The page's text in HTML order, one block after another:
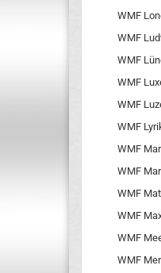
WMF
WMF
WMF
WMF
WMF
WMF
WMF
WMF
WMF
WMF
WMF
WMF